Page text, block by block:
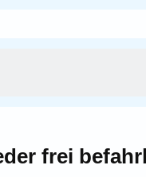
frei